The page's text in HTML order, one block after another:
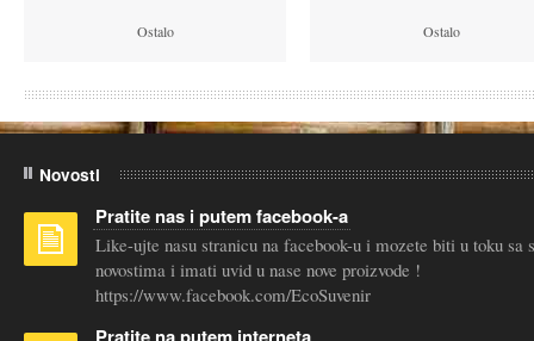
Ostalo Ostalo
Novosti
Pratite nas i putem facebook-a
Like-ujte nasu stranicu na facebook-u i mozete biti u toku sa
novostima i imati uvid u nase nove proizvode !
https://www.facebook.com/EcoSuvenir